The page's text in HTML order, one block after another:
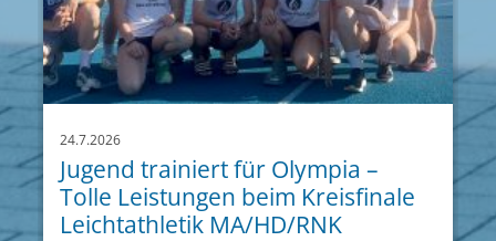
24.7.2026
Jugend trainiert für Olympia –
Tolle Leistungen beim Kreisfinale
Leichtathletik MA/HD/RNK